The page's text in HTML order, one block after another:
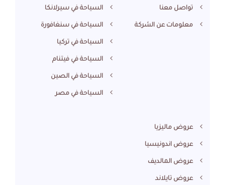
تواصل معنا
معلومات عن الشركة
السياحة في سيرلانكا
السياحة في سنغافورة
السياحة في تركيا
السياحة في فيتنام
السياحة في الصين
السياحة في مصر
عروض ماليزيا
عروض اندونيسيا
عروض المالديف
عروض تايلاند